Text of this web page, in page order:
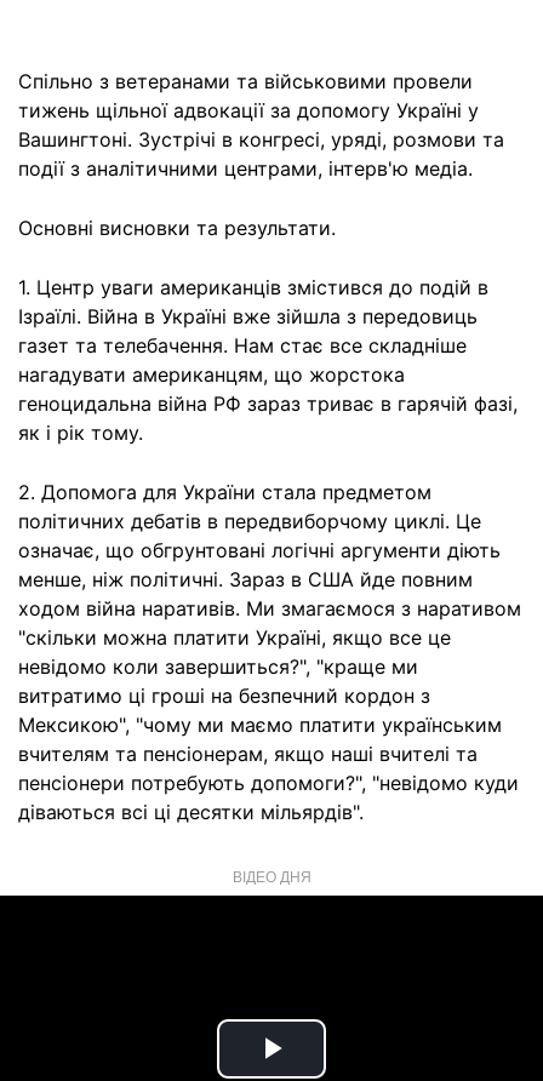
Спільно з ветеранами та військовими провели
тижень щільної адвокації за допомогу Україні у
Вашингтоні. Зустрічі в конгресі, уряді, розмови та
події з аналітичними центрами, інтерв'ю медіа.
Основні висновки та результати.
1. Центр уваги американців змістився до подій в
Ізраїлі. Війна в Україні вже зійшла з передовиць
газет та телебачення. Нам стає все складніше
нагадувати американцям, що жорстока
геноцидальна війна РФ зараз триває в гарячій фазі,
як і рік тому.
2. Допомога для України стала предметом
політичних дебатів в передвиборчому циклі. Це
означає, що обгрунтовані логічні аргументи діють
менше, ніж політичні. Зараз в США йде повним
ходом війна наративів. Ми змагаємося з наративом
"скільки можна платити Україні, якщо все це
невідомо коли завершиться?", "краще ми
витратимо ці гроші на безпечний кордон з
Мексикою", "чому ми маємо платити українським
вчителям та пенсіонерам, якщо наші вчителі та
пенсіонери потребують допомоги?", "невідомо куди
діваються всі ці десятки мільярдів".
ВІДЕО ДНЯ